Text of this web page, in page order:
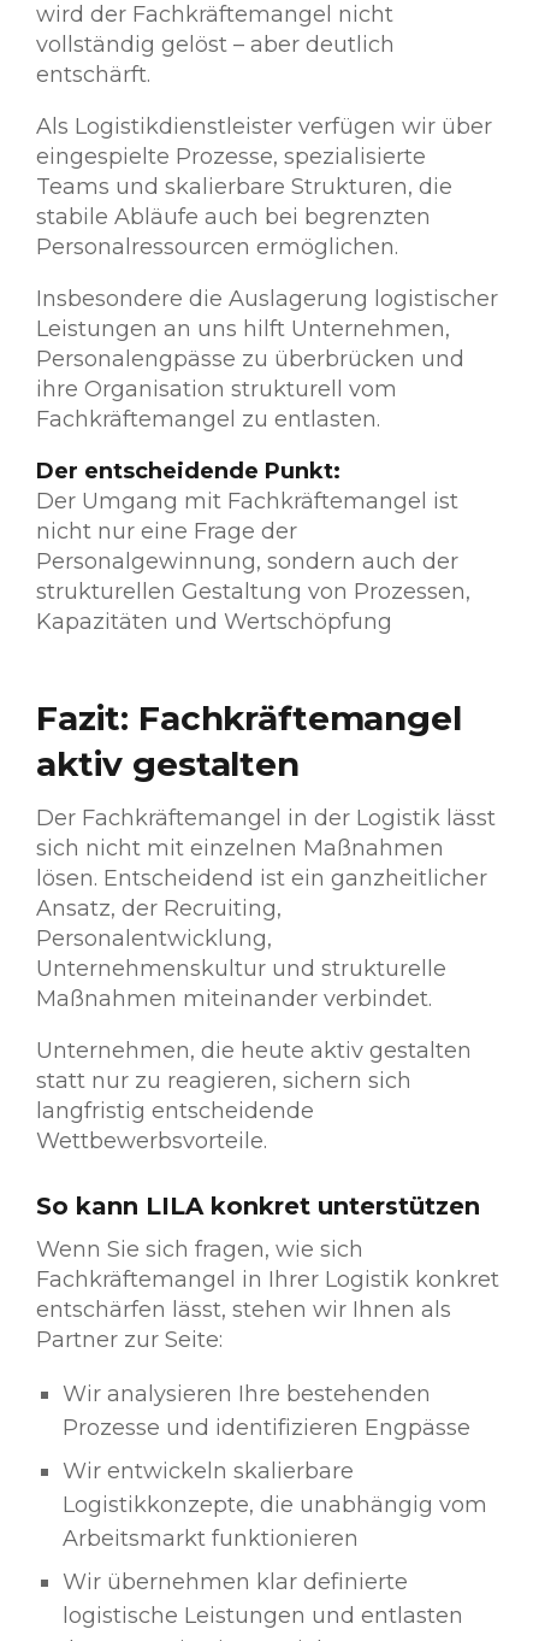
wird der Fachkräftemangel nicht
vollständig gelöst – aber deutlich
entschärft.
Als Logistikdienstleister verfügen wir über
eingespielte Prozesse, spezialisierte
Teams und skalierbare Strukturen, die
stabile Abläufe auch bei begrenzten
Personalressourcen ermöglichen.
Insbesondere die Auslagerung logistischer
Leistungen an uns hilft Unternehmen,
Personalengpässe zu überbrücken und
ihre Organisation strukturell vom
Fachkräftemangel zu entlasten.
Der entscheidende Punkt:
Der Umgang mit Fachkräftemangel ist
nicht nur eine Frage der
Personalgewinnung, sondern auch der
strukturellen Gestaltung von Prozessen,
Kapazitäten und Wertschöpfung
Fazit: Fachkräftemangel
aktiv gestalten
Der Fachkräftemangel in der Logistik lässt
sich nicht mit einzelnen Maßnahmen
lösen. Entscheidend ist ein ganzheitlicher
Ansatz, der Recruiting,
Personalentwicklung,
Unternehmenskultur und strukturelle
Maßnahmen miteinander verbindet.
Unternehmen, die heute aktiv gestalten
statt nur zu reagieren, sichern sich
langfristig entscheidende
Wettbewerbsvorteile.
So kann LILA konkret unterstützen
Wenn Sie sich fragen, wie sich
Fachkräftemangel in Ihrer Logistik konkret
entschärfen lässt, stehen wir Ihnen als
Partner zur Seite:
Wir analysieren Ihre bestehenden
Prozesse und identifizieren Engpässe
Wir entwickeln skalierbare
Logistikkonzepte, die unabhängig vom
Arbeitsmarkt funktionieren
Wir übernehmen klar definierte
logistische Leistungen und entlasten